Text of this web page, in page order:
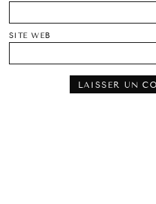
SITE WEB